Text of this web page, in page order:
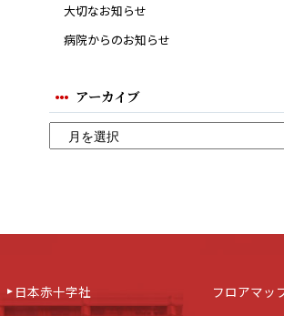
大切なお知らせ
病院からのお知らせ
アーカイブ
日本赤十字社 フロアマッ